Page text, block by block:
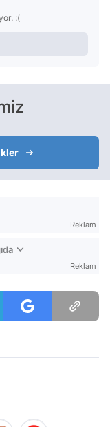
:(
Reklam
Reklam